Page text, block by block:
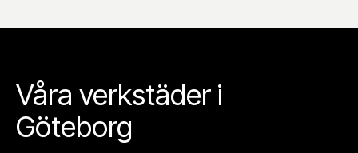
Våra verkstäder i
Göteborg